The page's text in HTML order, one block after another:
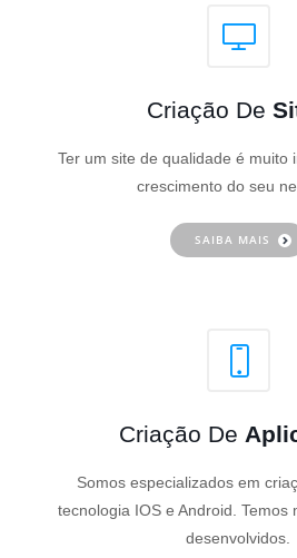
Criação De
Ter um site de qualidade é muito
crescimento do seu
SAIBA MAIS
Criação De
Somos especializados em
tecnologia IOS e Android. Temos
desenvolvidos.